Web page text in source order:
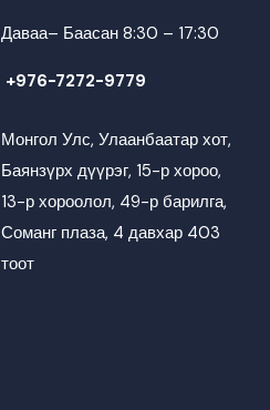
Даваа– Баасан 8:30 – 17:30
+976-7272-9779
Монгол Улс, Улаанбаатар хот,
Баянзүрх дүүрэг, 15-р хороо,
13-р хороолол, 49-р барилга,
Соманг плаза, 4 давхар 403
тоот